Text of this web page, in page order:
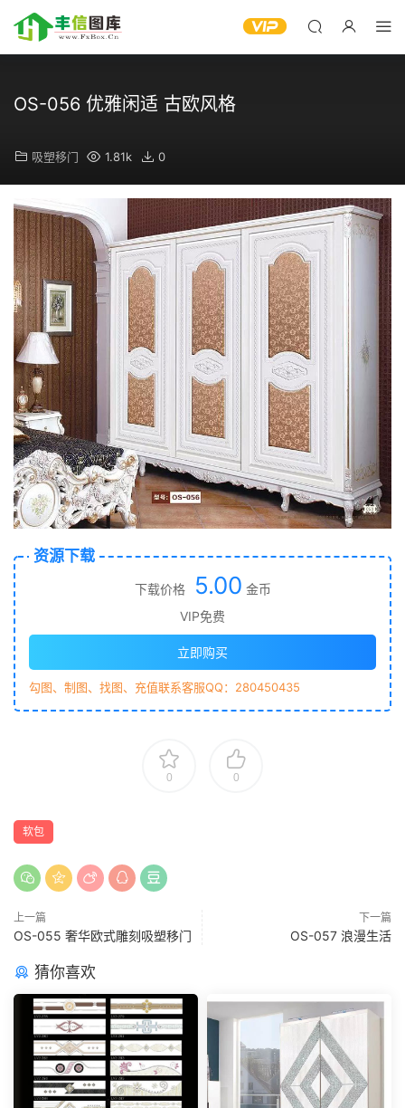
OS-056 优雅闲适 古欧风格
吸塑移门 1.81k 0
资源下载
下载价格 5.00 金币
VIP免费
立即购买
勾图、制图、找图、充值联系客服QQ：280450435
0 0
软包
上一篇
OS-055 奢华欧式雕刻吸塑移门
下一篇
OS-057 浪漫生活
猜你喜欢